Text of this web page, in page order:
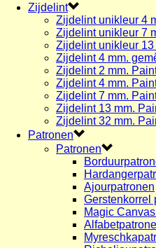
Zijdelint
Zijdelint unikleur 4
Zijdelint unikleur 7
Zijdelint unikleur 13
Zijdelint 4 mm.
Zijdelint 2 mm.
Zijdelint 4 mm.
Zijdelint 7 mm.
Zijdelint 13 mm.
Zijdelint 32 mm.
Patronen
Patronen
Ajourpatronen
Gerstenkorrel
Magic